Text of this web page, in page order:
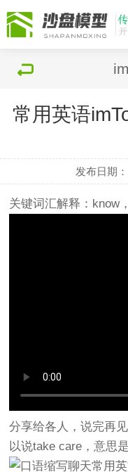
常用英语
发布日期
关键词汇解释：know
分享给各人，说完再
以说take care，意思